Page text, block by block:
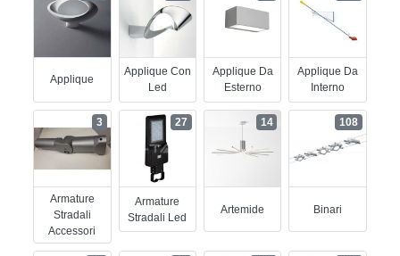
Applique
Applique Con
Led
Applique Da
Esterno
Applique Da
Interno
Armature
Stradali
Accessori
3
Armature
Stradali Led
27
Artemide
14
Binari
108